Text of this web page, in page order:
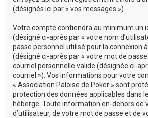
(désignés ici par « vos messages »).
Votre compte contiendra au minimum un
(désigné ci-après par « votre nom
passe personnel utilisé pour la connexion
(désigné ci-après par « votre mot de
courriel personnelle valide (désignée ci-
courriel »). Vos informations pour votre
« Association Paloise de Poker » sont
protection des données applicables dans
héberge. Toute information en-dehors de
d’utilisateur, de votre mot de passe et de